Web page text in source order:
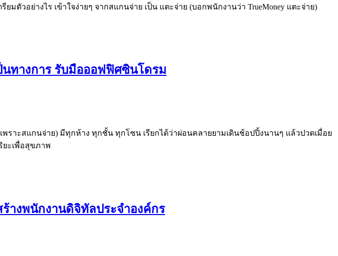
ยมตัวอย่างไร เข้าใจง่ายๆ จากสแกนจ่าย เป็น แตะจ่าย (บอกพนักงานว่า TrueMoney แตะจ่าย)
นทางการ รับมือออฟฟิศซินโดรม
าะสแกนจ่าย) มีทุกห้าง ทุกชั้น ทุกโซน เรียกได้ว่าผ่อนคลายยามเดินช้อปปิ้งนานๆ แล้วปวดเมื่อย
ยะเพื่อสุขภาพ
างพนักงานดิจิทัลประจำองค์กร